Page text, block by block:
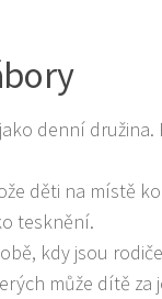
denní
děti na místě
tesknění.
kdy jsou
může dítě